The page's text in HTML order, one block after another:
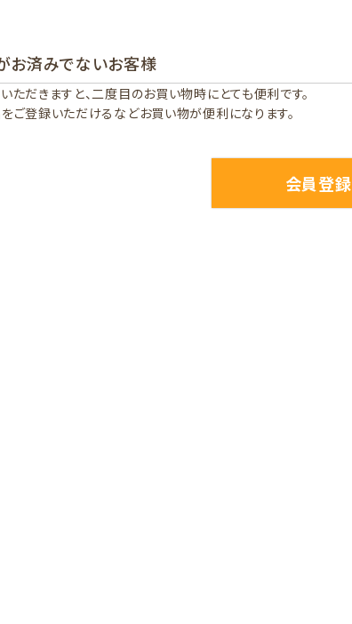
お済みでないお客様
ただきますと、二度目のお買い物時にとても便利です。
ご登録いただけるなどお買い物が便利になります。
会員登録